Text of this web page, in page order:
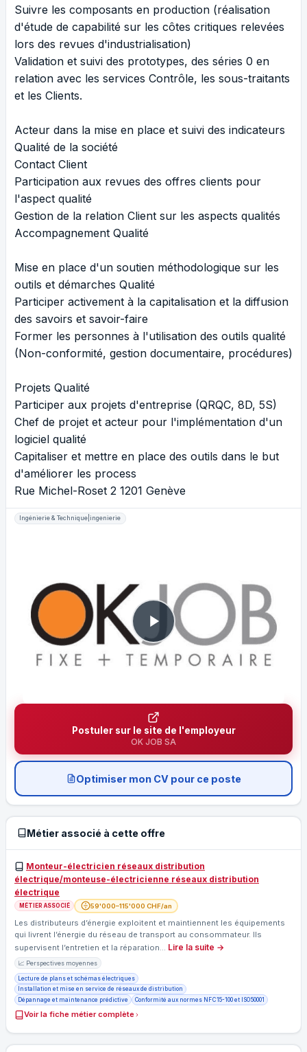
Suivre les composants en production (réalisation
d'étude de capabilité sur les côtes critiques relevées
lors des revues d'industrialisation)
Validation et suivi des prototypes, des séries 0 en
relation avec les services Contrôle, les sous-traitants
et les Clients.
Acteur dans la mise en place et suivi des indicateurs
Qualité de la société
Contact Client
Participation aux revues des offres clients pour
l'aspect qualité
Gestion de la relation Client sur les aspects qualités
Accompagnement Qualité
Mise en place d'un soutien méthodologique sur les
outils et démarches Qualité
Participer activement à la capitalisation et la diffusion
des savoirs et savoir-faire
Former les personnes à l'utilisation des outils qualité
(Non-conformité, gestion documentaire, procédures)
Projets Qualité
Participer aux projets d'entreprise (QRQC, 8D, 5S)
Chef de projet et acteur pour l'implémentation d'un
logiciel qualité
Capitaliser et mettre en place des outils dans le but
d'améliorer les process
Rue Michel-Roset 2 1201 Genève
Ingénierie & Technique|ingenierie
Postuler sur le site de l'employeur
OK JOB SA
Optimiser mon CV pour ce poste
Métier associé à cette offre
Monteur-électricien réseaux distribution
électrique/monteuse-électricienne réseaux distribution
électrique
MÉTIER ASSOCIÉ 59'000–115'000 CHF/an
Les distributeurs d’énergie exploitent et maintiennent les équipements
qui livrent l’énergie du réseau de transport au consommateur. Ils
supervisent l’entretien et la réparation… Lire la suite →
📈 Perspectives moyennes
Lecture de plans et schémas électriques
Installation et mise en service de réseaux de distribution
Dépannage et maintenance prédictive
Conformité aux normes NF C 15-100 et ISO 50001
Voir la fiche métier complète